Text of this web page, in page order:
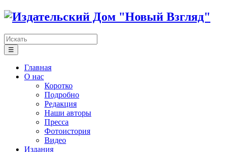
☰
Главная
О нас
Коротко
Подробно
Редакция
Наши авторы
Пресса
Фотоистория
Видео
Издания